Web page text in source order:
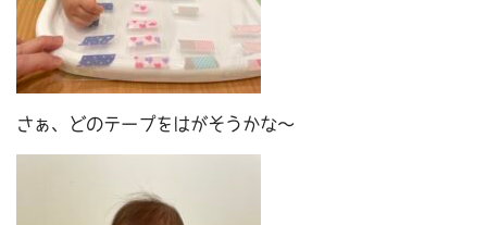
さぁ、どのテープをはがそうかな～